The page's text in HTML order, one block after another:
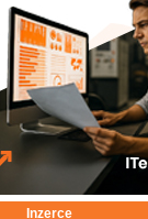
Inzerce